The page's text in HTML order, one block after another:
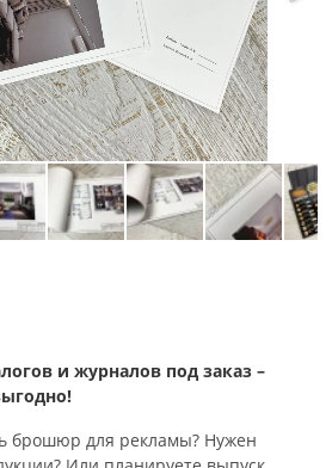
и журналов под заказ –
брошюр для рекламы? Нужен